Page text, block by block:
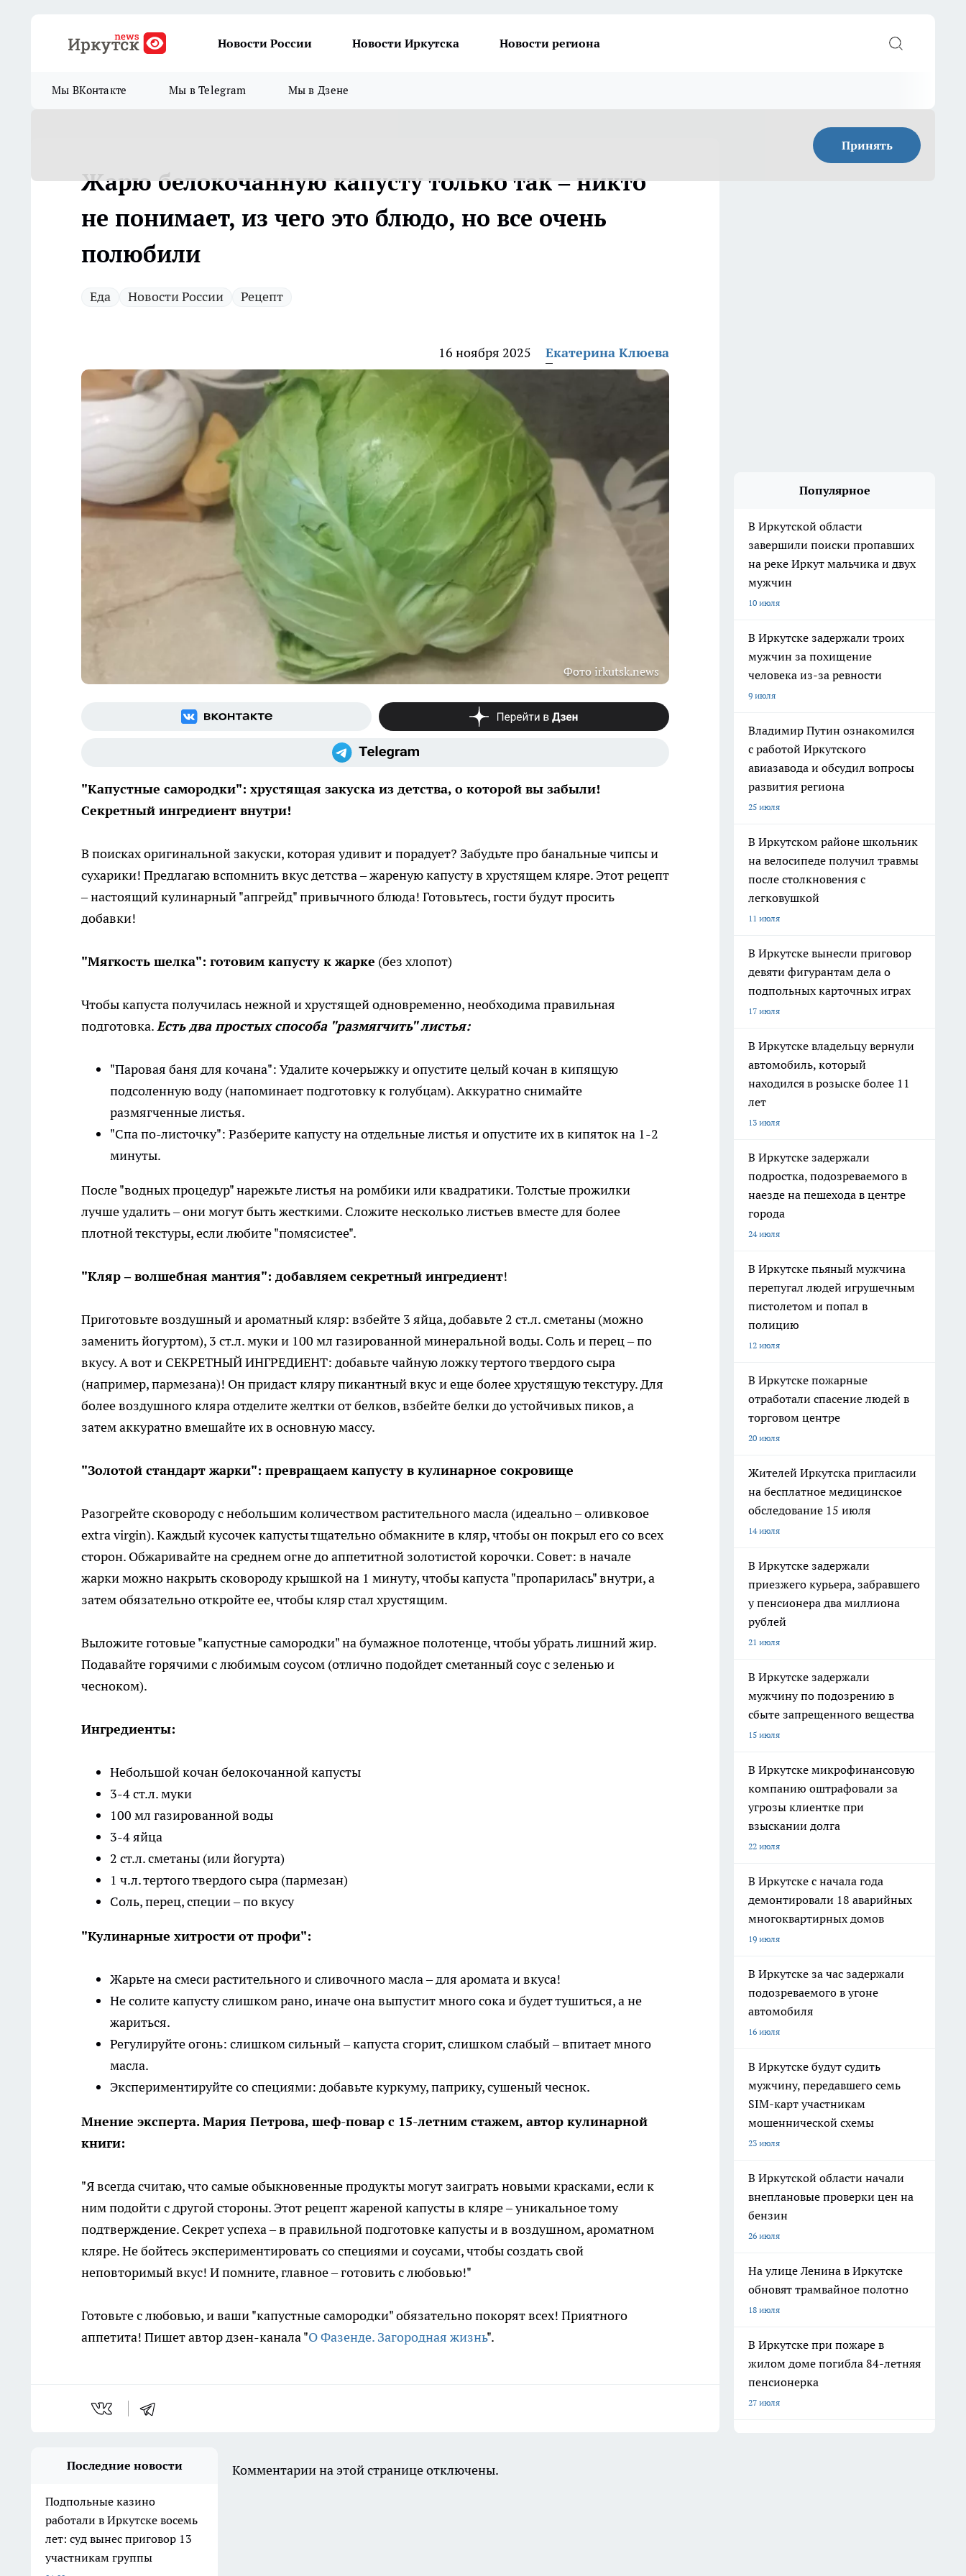
Новости России Новости Иркутска Новости региона
Мы ВКонтакте Мы в Telegram Мы в Дзене
Принять
Жарю белокочанную капусту только так – никто
не понимает, из чего это блюдо, но все очень
полюбили
Еда Новости России Рецепт
16 ноября 2025 Екатерина Клюева
Фото irkutsk.news
"Капустные самородки": хрустящая закуска из детства, о которой вы забыли!
Секретный ингредиент внутри!
В поисках оригинальной закуски, которая удивит и порадует? Забудьте про банальные чипсы и
сухарики! Предлагаю вспомнить вкус детства – жареную капусту в хрустящем кляре. Этот рецепт
– настоящий кулинарный "апгрейд" привычного блюда! Готовьтесь, гости будут просить
добавки!
"Мягкость шелка": готовим капусту к жарке (без хлопот)
Чтобы капуста получилась нежной и хрустящей одновременно, необходима правильная
подготовка.Есть два простых способа "размягчить" листья:
"Паровая баня для кочана": Удалите кочерыжку и опустите целый кочан в кипящую
подсоленную воду (напоминает подготовку к голубцам). Аккуратно снимайте
размягченные листья.
"Спа по-листочку": Разберите капусту на отдельные листья и опустите их в кипяток на 1-2
минуты.
После "водных процедур" нарежьте листья на ромбики или квадратики. Толстые прожилки
лучше удалить – они могут быть жесткими. Сложите несколько листьев вместе для более
плотной текстуры, если любите "помясистее".
"Кляр – волшебная мантия": добавляем секретный ингредиент!
Приготовьте воздушный и ароматный кляр: взбейте 3 яйца, добавьте 2 ст.л. сметаны (можно
заменить йогуртом), 3 ст.л. муки и 100 мл газированной минеральной воды. Соль и перец – по
вкусу. А вот и СЕКРЕТНЫЙ ИНГРЕДИЕНТ: добавьте чайную ложку тертого твердого сыра
(например, пармезана)! Он придаст кляру пикантный вкус и еще более хрустящую текстуру. Для
более воздушного кляра отделите желтки от белков, взбейте белки до устойчивых пиков, а
затем аккуратно вмешайте их в основную массу.
"Золотой стандарт жарки": превращаем капусту в кулинарное сокровище
Разогрейте сковороду с небольшим количеством растительного масла (идеально – оливковое
extra virgin). Каждый кусочек капусты тщательно обмакните в кляр, чтобы он покрыл его со всех
сторон. Обжаривайте на среднем огне до аппетитной золотистой корочки. Совет: в начале
жарки можно накрыть сковороду крышкой на 1 минуту, чтобы капуста "пропарилась" внутри, а
затем обязательно откройте ее, чтобы кляр стал хрустящим.
Выложите готовые "капустные самородки" на бумажное полотенце, чтобы убрать лишний жир.
Подавайте горячими с любимым соусом (отлично подойдет сметанный соус с зеленью и
чесноком).
Ингредиенты:
Небольшой кочан белокочанной капусты
3-4 ст.л. муки
100 мл газированной воды
3-4 яйца
2 ст.л. сметаны (или йогурта)
1 ч.л. тертого твердого сыра (пармезан)
Соль, перец, специи – по вкусу
"Кулинарные хитрости от профи":
Жарьте на смеси растительного и сливочного масла – для аромата и вкуса!
Не солите капусту слишком рано, иначе она выпустит много сока и будет тушиться, а не
жариться.
Регулируйте огонь: слишком сильный – капуста сгорит, слишком слабый – впитает много
масла.
Экспериментируйте со специями: добавьте куркуму, паприку, сушеный чеснок.
Мнение эксперта. Мария Петрова, шеф-повар с 15-летним стажем, автор кулинарной
книги:
"Я всегда считаю, что самые обыкновенные продукты могут заиграть новыми красками, если к
ним подойти с другой стороны. Этот рецепт жареной капусты в кляре – уникальное тому
подтверждение. Секрет успеха – в правильной подготовке капусты и в воздушном, ароматном
кляре. Не бойтесь экспериментировать со специями и соусами, чтобы создать свой
неповторимый вкус! И помните, главное – готовить с любовью!"
Готовьте с любовью, и ваши "капустные самородки" обязательно покорят всех! Приятного
аппетита! Пишет автор дзен-канала "О Фазенде. Загородная жизнь".
Популярное
В Иркутской области
завершили поиски пропавших
на реке Иркут мальчика и двух
мужчин
10 июля
В Иркутске задержали троих
мужчин за похищение
человека из-за ревности
9 июля
Владимир Путин ознакомился
с работой Иркутского
авиазавода и обсудил вопросы
развития региона
25 июля
В Иркутском районе школьник
на велосипеде получил травмы
после столкновения с
легковушкой
11 июля
В Иркутске вынесли приговор
девяти фигурантам дела о
подпольных карточных играх
17 июля
В Иркутске владельцу вернули
автомобиль, который
находился в розыске более 11
лет
13 июля
В Иркутске задержали
подростка, подозреваемого в
наезде на пешехода в центре
города
24 июля
В Иркутске пьяный мужчина
перепугал людей игрушечным
пистолетом и попал в
полицию
12 июля
В Иркутске пожарные
отработали спасение людей в
торговом центре
20 июля
Жителей Иркутска пригласили
на бесплатное медицинское
обследование 15 июля
14 июля
В Иркутске задержали
приезжего курьера, забравшего
у пенсионера два миллиона
рублей
21 июля
В Иркутске задержали
мужчину по подозрению в
сбыте запрещенного вещества
15 июля
В Иркутске микрофинансовую
компанию оштрафовали за
угрозы клиентке при
взыскании долга
22 июля
В Иркутске с начала года
демонтировали 18 аварийных
многоквартирных домов
19 июля
В Иркутске за час задержали
подозреваемого в угоне
автомобиля
16 июля
В Иркутске будут судить
мужчину, передавшего семь
SIM-карт участникам
мошеннической схемы
23 июля
В Иркутской области начали
внеплановые проверки цен на
бензин
26 июля
На улице Ленина в Иркутске
обновят трамвайное полотно
18 июля
В Иркутске при пожаре в
жилом доме погибла 84-летняя
пенсионерка
27 июля
Последние новости
Подпольные казино
работали в Иркутске восемь
лет: суд вынес приговор 13
участникам группы
Комментарии на этой странице отключены.